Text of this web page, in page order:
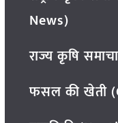
News)
राज्य कृषि
फसल की खेती